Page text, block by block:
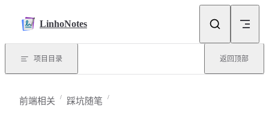
LinhoNotes
项目目录 返回顶部
前端相关 踩坑随笔